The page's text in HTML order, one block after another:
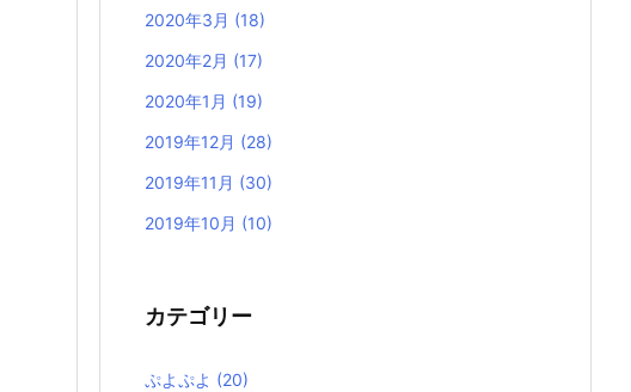
2020年3月 (18)
2020年2月 (17)
2020年1月 (19)
2019年12月 (28)
2019年11月 (30)
2019年10月 (10)
カテゴリー
ぷよぷよ (20)